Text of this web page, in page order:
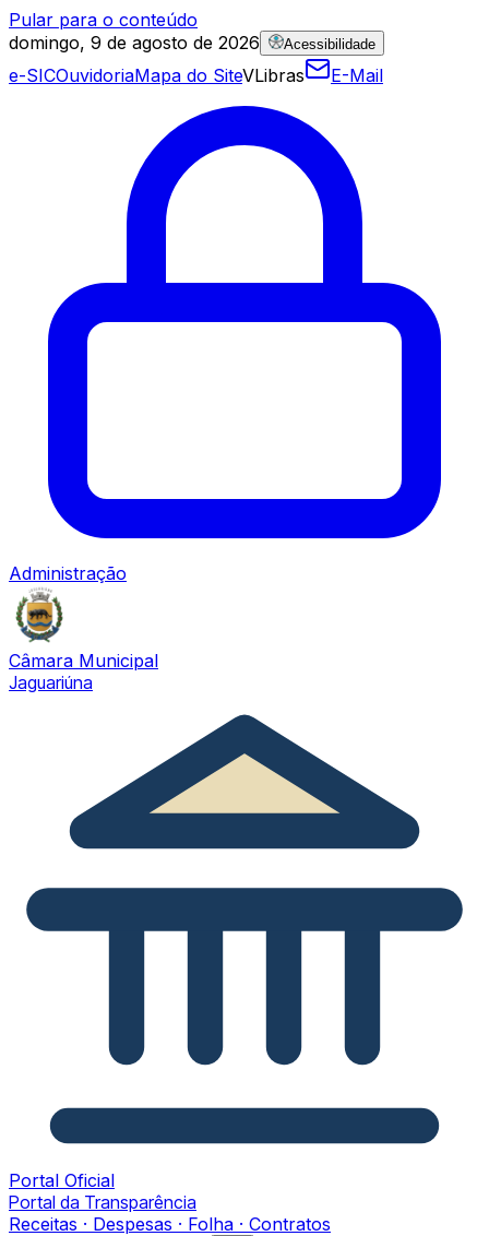
Pular para o conteúdo
domingo, 9 de agosto de 2026
Acessibilidade
e-SICOuvidoriaMapa do SiteVLibras E-Mail
Administração
Câmara Municipal
Jaguariúna
Portal Oficial
Portal da Transparência
Receitas · Despesas · Folha · Contratos